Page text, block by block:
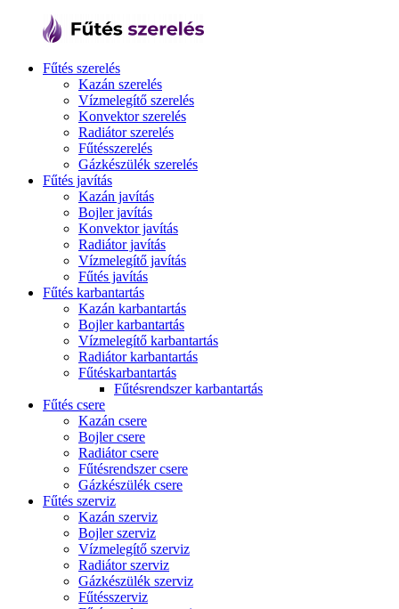
Fűtés szerelés
Kazán szerelés
Vízmelegítő szerelés
Konvektor szerelés
Radiátor szerelés
Fűtésszerelés
Gázkészülék szerelés
Fűtés javítás
Kazán javítás
Bojler javítás
Konvektor javítás
Radiátor javítás
Vízmelegítő javítás
Fűtés javítás
Fűtés karbantartás
Kazán karbantartás
Bojler karbantartás
Vízmelegítő karbantartás
Radiátor karbantartás
Fűtéskarbantartás
Fűtésrendszer karbantartás
Fűtés csere
Kazán csere
Bojler csere
Radiátor csere
Fűtésrendszer csere
Gázkészülék csere
Fűtés szerviz
Kazán szerviz
Bojler szerviz
Vízmelegítő szerviz
Radiátor szerviz
Gázkészülék szerviz
Fűtésszerviz